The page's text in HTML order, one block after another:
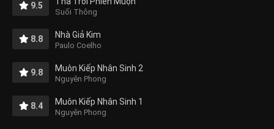
9.5
Suối Thông
8.8 Nhà Giả Kim
Paulo Coelho
9.8 Muôn Kiếp Nhân Sinh 2
Nguyên Phong
8.4 Muôn Kiếp Nhân Sinh 1
Nguyên Phong